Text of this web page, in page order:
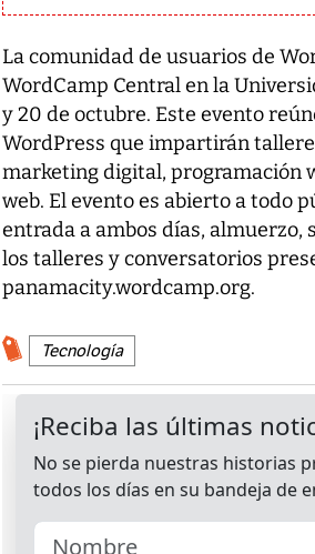
La comunidad de usuarios de
WordCamp Central en la
y 20 de octubre. Este evento
WordPress que impartirán
marketing digital, programación
web. El evento es abierto a todo
entrada a ambos días,
los talleres y conversatorios
panamacity.wordcamp.org.
Tecnología